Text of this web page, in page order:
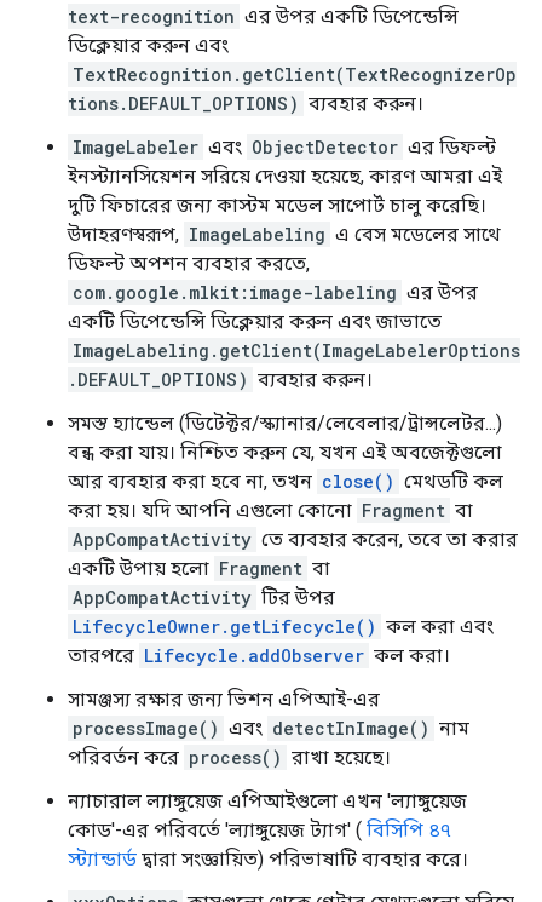
text-recognition এর উপর একটি ডিপেন্ডেন্সি
ডিক্লেয়ার করুন এবং
TextRecognition.getClient(TextRecognizerOp
tions.DEFAULT_OPTIONS) ব্যবহার করুন।
ImageLabeler এবং ObjectDetector এর ডিফল্ট
ইনস্ট্যানসিয়েশন সরিয়ে দেওয়া হয়েছে, কারণ আমরা এই
দুটি ফিচারের জন্য কাস্টম মডেল সাপোর্ট চালু করেছি।
উদাহরণস্বরূপ, ImageLabeling এ বেস মডেলের সাথে
ডিফল্ট অপশন ব্যবহার করতে,
com.google.mlkit:image-labeling এর উপর
একটি ডিপেন্ডেন্সি ডিক্লেয়ার করুন এবং জাভাতে
ImageLabeling.getClient(ImageLabelerOptions
.DEFAULT_OPTIONS) ব্যবহার করুন।
সমস্ত হ্যান্ডেল (ডিটেক্টর/স্ক্যানার/লেবেলার/ট্রান্সলেটর...)
বন্ধ করা যায়। নিশ্চিত করুন যে, যখন এই অবজেক্টগুলো
আর ব্যবহার করা হবে না, তখন close() মেথডটি কল
করা হয়। যদি আপনি এগুলো কোনো Fragment বা
AppCompatActivity তে ব্যবহার করেন, তবে তা করার
একটি উপায় হলো Fragment বা
AppCompatActivity টির উপর
LifecycleOwner.getLifecycle() কল করা এবং
তারপরে Lifecycle.addObserver কল করা।
সামঞ্জস্য রক্ষার জন্য ভিশন এপিআই-এর
processImage() এবং detectInImage() নাম
পরিবর্তন করে process() রাখা হয়েছে।
ন্যাচারাল ল্যাঙ্গুয়েজ এপিআইগুলো এখন 'ল্যাঙ্গুয়েজ
কোড'-এর পরিবর্তে 'ল্যাঙ্গুয়েজ ট্যাগ' ( বিসিপি ৪৭
স্ট্যান্ডার্ড দ্বারা সংজ্ঞায়িত) পরিভাষাটি ব্যবহার করে।